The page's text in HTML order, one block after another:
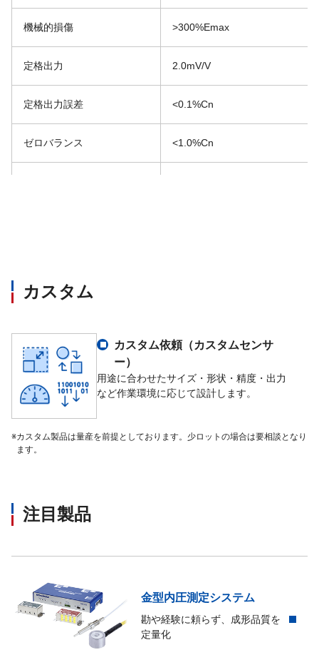
機械的損傷 >300%Emax
定格出力 2.0mV/V
定格出力誤差 <0.1%Cn
ゼロバランス <1.0%Cn
ヒステリシス
温度影響ゼロ
温度影響スパン <0.008%Cn/10K
出力抵抗
補償温度範囲 -10℃～+70℃
カスタム
カスタム依頼（カスタムセンサ
ー）
用途に合わせたサイズ・形状・精度・出力
など作業環境に応じて設計します。
※カスタム製品は量産を前提としております。少ロットの場合は要相談となり
ます。
注目製品
金型内圧測定システム
勘や経験に頼らず、成形品質を
定量化